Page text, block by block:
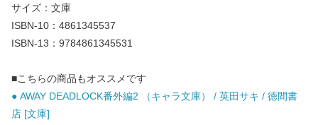
サイズ：文庫
ISBN-10：4861345537
ISBN-13：9784861345531
■こちらの商品もオススメです
● AWAY DEADLOCK番外編2 （キャラ文庫） / 英田サキ / 徳間書
店 [文庫]